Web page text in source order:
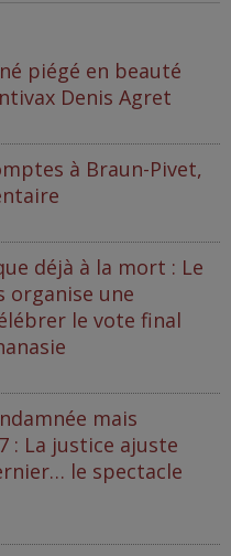
piégé en beauté
Denis Agret
à Braun-Pivet,
déjà à la mort : Le
organise une
le vote final
mais
: La justice ajuste
le spectacle